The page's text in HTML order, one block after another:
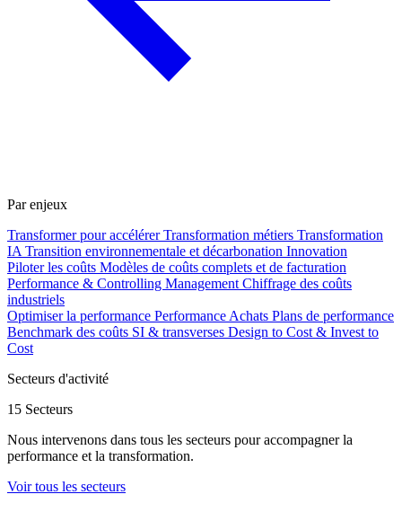
Par enjeux
Transformer pour accélérer Transformation métiers Transformation
IA Transition environnementale et décarbonation Innovation
Piloter les coûts Modèles de coûts complets et de facturation
Performance & Controlling Management Chiffrage des coûts
industriels
Optimiser la performance Performance Achats Plans de performance
Benchmark des coûts SI & transverses Design to Cost & Invest to
Cost
Secteurs d'activité
15 Secteurs
Nous intervenons dans tous les secteurs pour accompagner la
performance et la transformation.
Voir tous les secteurs